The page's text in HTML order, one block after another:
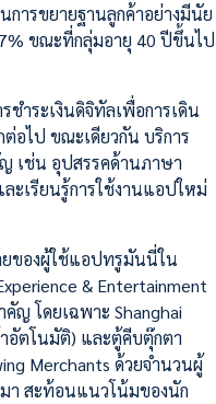
การขยายฐานลูกค้าอย่างมีนัย
ขณะที่กลุ่มอายุ 40 ปีขึ้นไป
ชำระเงินดิจิทัลเพื่อการเดิน
อไป ขณะเดียวกัน บริการ
เช่น อุปสรรคด้านภาษา
ะเรียนรู้การใช้งานแอปใหม่
ยของผู้ใช้แอปทรูมันนี่ใน
& Entertainment
ญ โดยเฉพาะ Shanghai
อัตโนมัติ) และตู้คีบตุ๊กตา
Merchants ด้วยจำนวนผู้
า สะท้อนแนวโน้มของนัก